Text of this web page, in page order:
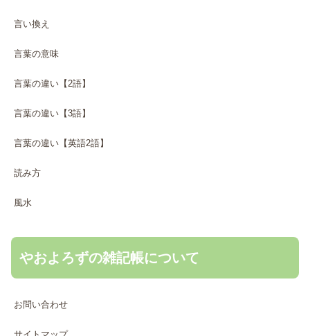
言い換え
言葉の意味
言葉の違い【2語】
言葉の違い【3語】
言葉の違い【英語2語】
読み方
風水
やおよろずの雑記帳について
お問い合わせ